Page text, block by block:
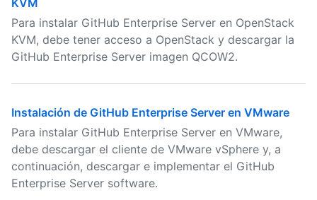
KVM
Para instalar GitHub Enterprise Server en OpenStack
KVM, debe tener acceso a OpenStack y descargar la
GitHub Enterprise Server imagen QCOW2.
Instalación de GitHub Enterprise Server en VMware
Para instalar GitHub Enterprise Server en VMware,
debe descargar el cliente de VMware vSphere y, a
continuación, descargar e implementar el GitHub
Enterprise Server software.